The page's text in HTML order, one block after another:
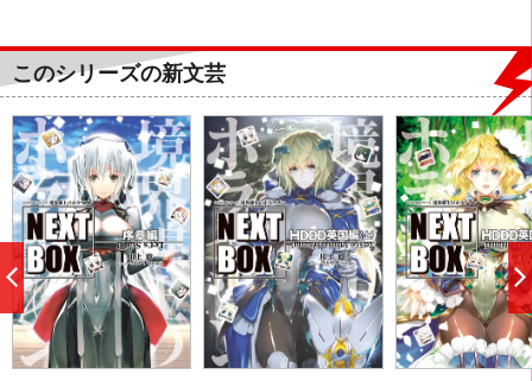
このシリーズの新文芸
前
へ